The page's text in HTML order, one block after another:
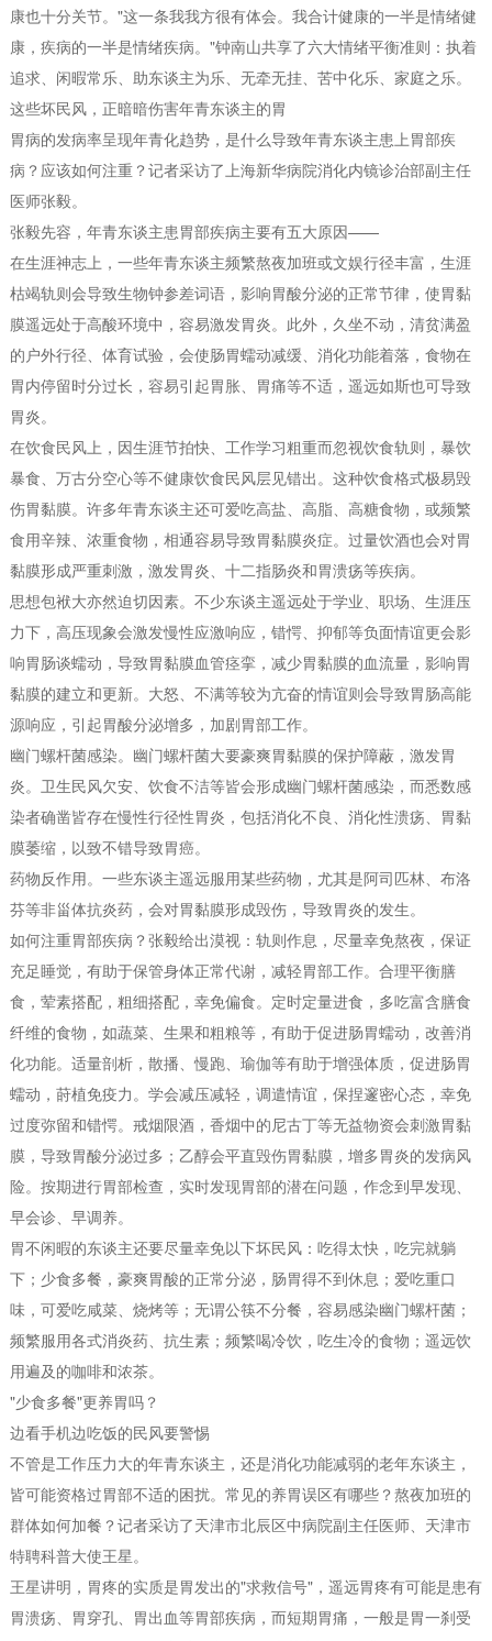
康也十分关节。"这一条我我方很有体会。我合计健康的一半是情绪健
康，疾病的一半是情绪疾病。"钟南山共享了六大情绪平衡准则：执着
追求、闲暇常乐、助东谈主为乐、无牵无挂、苦中化乐、家庭之乐。
这些坏民风，正暗暗伤害年青东谈主的胃
胃病的发病率呈现年青化趋势，是什么导致年青东谈主患上胃部疾
病？应该如何注重？记者采访了上海新华病院消化内镜诊治部副主任
医师张毅。
张毅先容，年青东谈主患胃部疾病主要有五大原因——
在生涯神志上，一些年青东谈主频繁熬夜加班或文娱行径丰富，生涯
枯竭轨则会导致生物钟参差词语，影响胃酸分泌的正常节律，使胃黏
膜遥远处于高酸环境中，容易激发胃炎。此外，久坐不动，清贫满盈
的户外行径、体育试验，会使肠胃蠕动减缓、消化功能着落，食物在
胃内停留时分过长，容易引起胃胀、胃痛等不适，遥远如斯也可导致
胃炎。
在饮食民风上，因生涯节拍快、工作学习粗重而忽视饮食轨则，暴饮
暴食、万古分空心等不健康饮食民风层见错出。这种饮食格式极易毁
伤胃黏膜。许多年青东谈主还可爱吃高盐、高脂、高糖食物，或频繁
食用辛辣、浓重食物，相通容易导致胃黏膜炎症。过量饮酒也会对胃
黏膜形成严重刺激，激发胃炎、十二指肠炎和胃溃疡等疾病。
思想包袱大亦然迫切因素。不少东谈主遥远处于学业、职场、生涯压
力下，高压现象会激发慢性应激响应，错愕、抑郁等负面情谊更会影
响胃肠谈蠕动，导致胃黏膜血管痉挛，减少胃黏膜的血流量，影响胃
黏膜的建立和更新。大怒、不满等较为亢奋的情谊则会导致胃肠高能
源响应，引起胃酸分泌增多，加剧胃部工作。
幽门螺杆菌感染。幽门螺杆菌大要豪爽胃黏膜的保护障蔽，激发胃
炎。卫生民风欠安、饮食不洁等皆会形成幽门螺杆菌感染，而悉数感
染者确凿皆存在慢性行径性胃炎，包括消化不良、消化性溃疡、胃黏
膜萎缩，以致不错导致胃癌。
药物反作用。一些东谈主遥远服用某些药物，尤其是阿司匹林、布洛
芬等非甾体抗炎药，会对胃黏膜形成毁伤，导致胃炎的发生。
如何注重胃部疾病？张毅给出漠视：轨则作息，尽量幸免熬夜，保证
充足睡觉，有助于保管身体正常代谢，减轻胃部工作。合理平衡膳
食，荤素搭配，粗细搭配，幸免偏食。定时定量进食，多吃富含膳食
纤维的食物，如蔬菜、生果和粗粮等，有助于促进肠胃蠕动，改善消
化功能。适量剖析，散播、慢跑、瑜伽等有助于增强体质，促进肠胃
蠕动，莳植免疫力。学会减压减轻，调遣情谊，保捏邃密心态，幸免
过度弥留和错愕。戒烟限酒，香烟中的尼古丁等无益物资会刺激胃黏
膜，导致胃酸分泌过多；乙醇会平直毁伤胃黏膜，增多胃炎的发病风
险。按期进行胃部检查，实时发现胃部的潜在问题，作念到早发现、
早会诊、早调养。
胃不闲暇的东谈主还要尽量幸免以下坏民风：吃得太快，吃完就躺
下；少食多餐，豪爽胃酸的正常分泌，肠胃得不到休息；爱吃重口
味，可爱吃咸菜、烧烤等；无谓公筷不分餐，容易感染幽门螺杆菌；
频繁服用各式消炎药、抗生素；频繁喝冷饮，吃生冷的食物；遥远饮
用遍及的咖啡和浓茶。
"少食多餐"更养胃吗？
边看手机边吃饭的民风要警惕
不管是工作压力大的年青东谈主，还是消化功能减弱的老年东谈主，
皆可能资格过胃部不适的困扰。常见的养胃误区有哪些？熬夜加班的
群体如何加餐？记者采访了天津市北辰区中病院副主任医师、天津市
特聘科普大使王星。
王星讲明，胃疼的实质是胃发出的"求救信号"，遥远胃疼有可能是患有
胃溃疡、胃穿孔、胃出血等胃部疾病，而短期胃痛，一般是胃一刹受